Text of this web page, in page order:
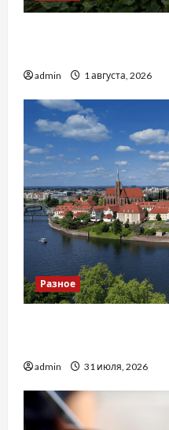
admin 1 августа, 2026
Разное
admin 31 июля, 2026